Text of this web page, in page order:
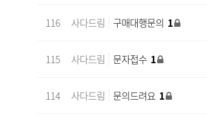
116 사다드림 구매대행문의 1
115 사다드림 문자접수 1
114 사다드림 문의드려요 1